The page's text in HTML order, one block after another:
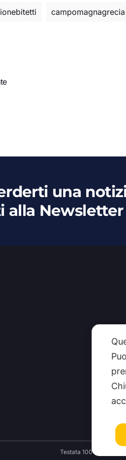
campomagnagrecia
una
alla Newsletter
CHI
Testata 100 Notizie: